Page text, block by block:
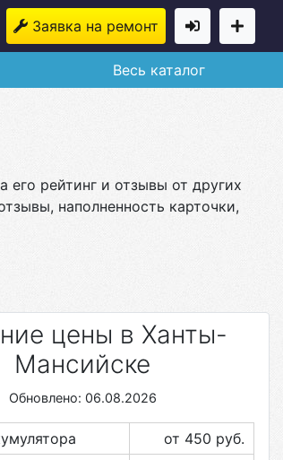
Заявка на ремонт
Весь каталог
рейтинг и отзывы от других
наполненность карточки,
цены в Ханты-
Мансийске
Обновлено: 06.08.2026
от 450 руб.